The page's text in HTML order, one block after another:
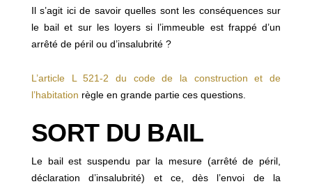
Il s’agit ici de savoir quelles sont les conséquences sur
le bail et sur les loyers si l’immeuble est frappé d’un
arrêté de péril ou d’insalubrité ?
L’article L 521-2 du code de la construction et de
l’habitation règle en grande partie ces questions.
SORT DU BAIL
Le bail est suspendu par la mesure (arrêté de péril,
déclaration d’insalubrité) et ce, dès l’envoi de la